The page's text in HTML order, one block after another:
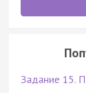
Задание 15.